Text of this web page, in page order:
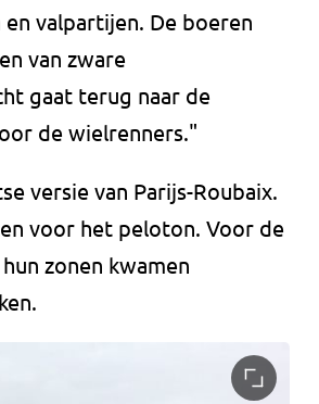
valpartijen. De boeren
van zware
gaat terug naar de
de wielrenners."
versie van Parijs-Roubaix.
voor het peloton. Voor de
zonen kwamen